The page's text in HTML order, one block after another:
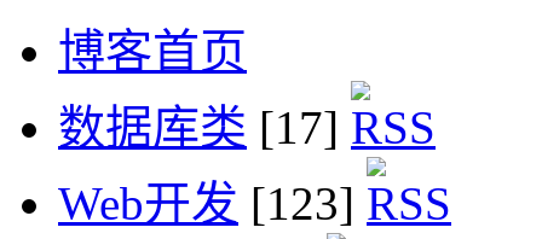
博客首页
数据库类 [17]
Web开发 [123]